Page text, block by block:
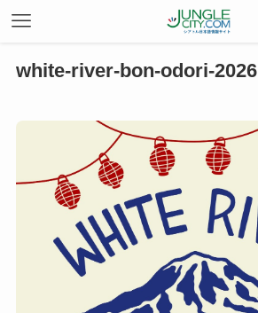
white-river-bon-odori-2026